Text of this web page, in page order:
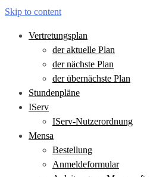
Skip to content
Vertretungsplan
der aktuelle Plan
der nächste Plan
der übernächste Plan
Stundenpläne
IServ
IServ-Nutzerordnung
Mensa
Bestellung
Anmeldeformular